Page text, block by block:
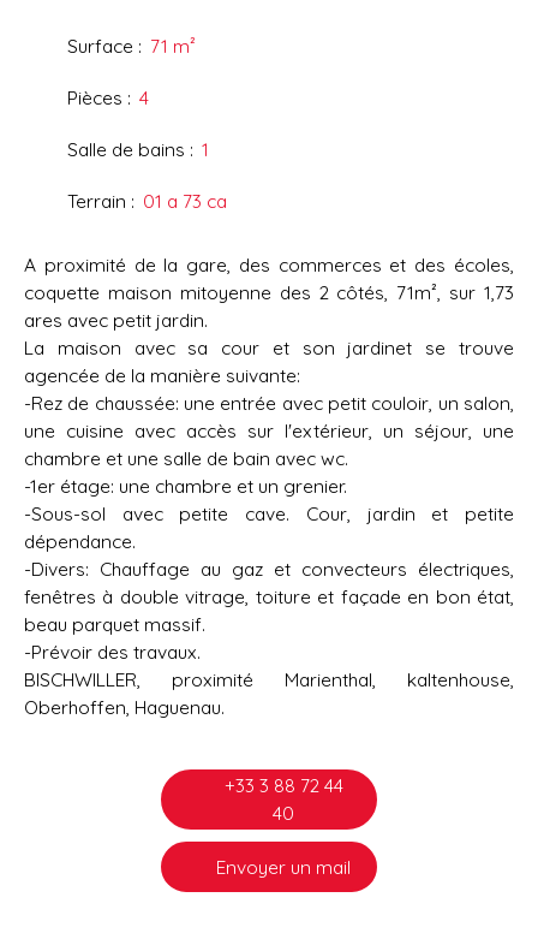
Surface : 71 m²
Pièces : 4
Salle de bains : 1
Terrain : 01 a 73 ca
A proximité de la gare, des commerces et des écoles,
coquette maison mitoyenne des 2 côtés, 71m², sur 1,73
ares avec petit jardin.
La maison avec sa cour et son jardinet se trouve
agencée de la manière suivante:
-Rez de chaussée: une entrée avec petit couloir, un salon,
une cuisine avec accès sur l'extérieur, un séjour, une
chambre et une salle de bain avec wc.
-1er étage: une chambre et un grenier.
-Sous-sol avec petite cave. Cour, jardin et petite
dépendance.
-Divers: Chauffage au gaz et convecteurs électriques,
fenêtres à double vitrage, toiture et façade en bon état,
beau parquet massif.
-Prévoir des travaux.
BISCHWILLER, proximité Marienthal, kaltenhouse,
Oberhoffen, Haguenau.
+33 3 88 72 44
40
Envoyer un mail